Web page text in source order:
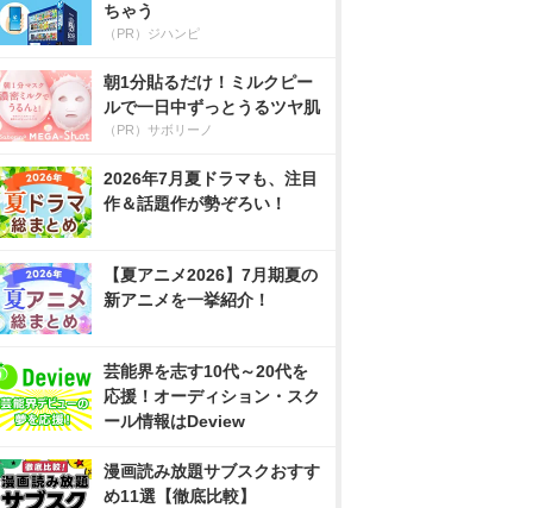
ちゃう
（PR）ジハンピ
朝1分貼るだけ！ミルクピー
ルで一日中ずっとうるツヤ肌
（PR）サボリーノ
2026年7月夏ドラマも、注目
作＆話題作が勢ぞろい！
【夏アニメ2026】7月期夏の
新アニメを一挙紹介！
芸能界を志す10代～20代を
応援！オーディション・スク
ール情報はDeview
漫画読み放題サブスクおすす
め11選【徹底比較】